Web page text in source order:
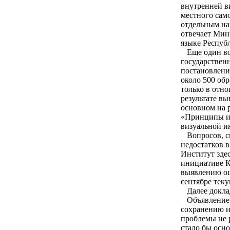
внутренней
местного
отдельным
отвечает
языке
Еще один
около 500
только в
результате
основном на
«Принципы и
визуальной
Вопросов,
недостатков
Институт
инициативе
выявлению
сентябре
Далее
Объявление
сохранению
проблемы не
стало бы